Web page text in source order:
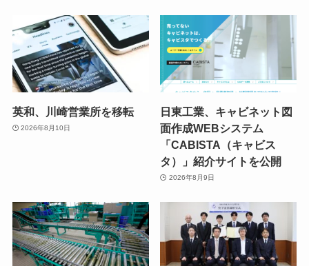
英和、川崎営業所を移転
2026年8月10日
日東工業、キャビネット図
面作成WEBシステム
「CABISTA（キャビス
タ）」紹介サイトを公開
2026年8月9日